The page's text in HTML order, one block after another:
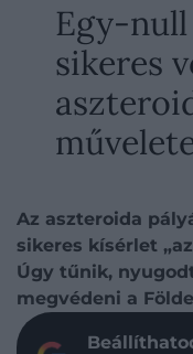
Egy-null
sikeres
Az aszteroida
sikeres kísérlet
Úgy tűnik,
megvédeni a